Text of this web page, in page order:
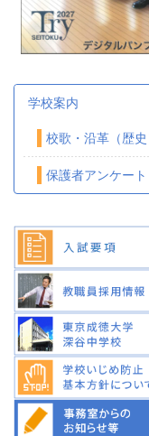
学校案内
校歌・沿革（歴史
保護者アンケート